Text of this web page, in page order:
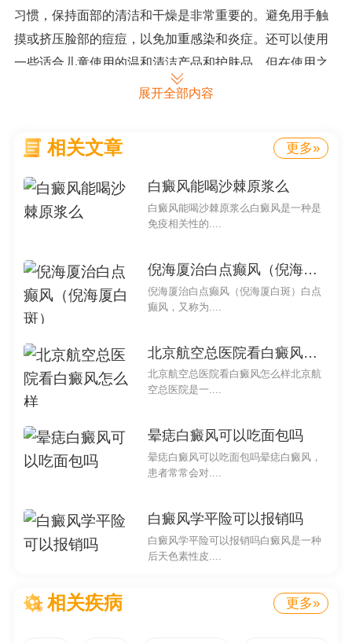
习惯，保持面部的清洁和干燥是非常重要的。避免用手触
摸或挤压脸部的痘痘，以免加重感染和炎症。还可以使用
一些适合儿童使用的温和清洁产品和护肤品，但在使用之
前较好先咨询医生的建议。对于其他导致红圈和白点的疾
在温馨提示文意时，我们建议家长关注孩子的生活习
暴露在太阳下或者有害环境中，以保持皮肤的健康。较重
要的是，家长应该及时咨询专业医生，并按照医生的建议
通过以上内容，我们希望能够帮助到家长们对孩子脸
上一个红圈中间有白点的问题有一定的了解，并提供一些
有益的建议。提供正规专业的医学知识，既帮助了家长解
决疑惑，也提醒了他们及时就医和采取相应的预防和治疗
措施。
孩子脸上一个红圈中间有白点
孩子脸上出现一个红圈中间有白点，这是令许多父母
种症状可能的原因以及应该如何处理。
孩子脸上一个红圈中间有白点可能是由于多种皮肤病
自身免疫性疾病。银屑病会导致皮肤更快细胞生长过程加
速，形成红斑，并在其中心形成白色鳞片。另一种可能是
展开全部内容
相关文章 更多»
白癜风能喝沙棘原浆么
白癜风能喝沙棘原浆么白癜风是一种是
免疫相关性的....
倪海厦治白点癫风（倪海厦白斑）
倪海厦治白点癫风（倪海厦白斑）白点
癫风，又称为....
北京航空总医院看白癜风怎么样
北京航空总医院看白癜风怎么样北京航
空总医院是一....
晕痣白癜风可以吃面包吗
晕痣白癜风可以吃面包吗晕痣白癜风，
患者常常会对....
白癜风学平险可以报销吗
白癜风学平险可以报销吗白癜风是一种
后天色素性皮....
相关疾病 更多»